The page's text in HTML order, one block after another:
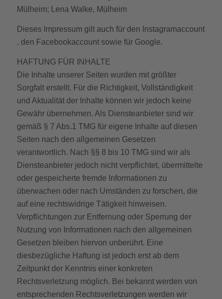
Mülheim; Lena Walke, Mülheim
Dieses Impressum gilt auch für den Instagramaccount
, den Facebookaccount sowie für Google.
HAFTUNG FÜR INHALTE
Die Inhalte unserer Seiten wurden mit größter
Sorgfalt erstellt. Für die Richtigkeit, Vollständigkeit
und Aktualität der Inhalte können wir jedoch keine
Gewähr übernehmen. Als Diensteanbieter sind wir
gemäß § 7 Abs.1 TMG für eigene Inhalte auf diesen
Seiten nach den allgemeinen Gesetzen
verantwortlich. Nach §§ 8 bis 10 TMG sind wir als
Diensteanbieter jedoch nicht verpflichtet, übermittelte
oder gespeicherte fremde Informationen zu
überwachen oder nach Umständen zu forschen, die
auf eine rechtswidrige Tätigkeit hinweisen.
Verpflichtungen zur Entfernung oder Sperrung der
Nutzung von Informationen nach den allgemeinen
Gesetzen bleiben hiervon unberührt. Eine
diesbezügliche Haftung ist jedoch erst ab dem
Zeitpunkt der Kenntnis einer konkreten
Rechtsverletzung möglich. Bei bekannt werden von
entsprechenden Rechtsverletzungen werden wir